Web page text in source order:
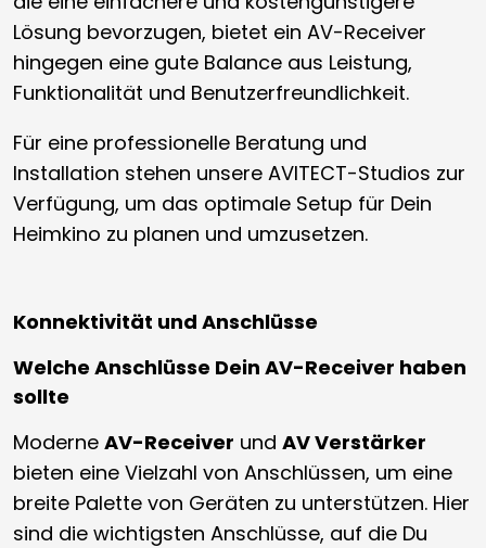
Lösung bevorzugen, bietet ein AV-Receiver
hingegen eine gute Balance aus Leistung,
Funktionalität und Benutzerfreundlichkeit.
Für eine professionelle Beratung und
Installation stehen unsere AVITECT-Studios zur
Verfügung, um das optimale Setup für Dein
Heimkino zu planen und umzusetzen.
Konnektivität und Anschlüsse
Welche Anschlüsse Dein AV-Receiver haben
sollte
Moderne AV-Receiver und AV Verstärker
bieten eine Vielzahl von Anschlüssen, um eine
breite Palette von Geräten zu unterstützen. Hier
sind die wichtigsten Anschlüsse, auf die Du